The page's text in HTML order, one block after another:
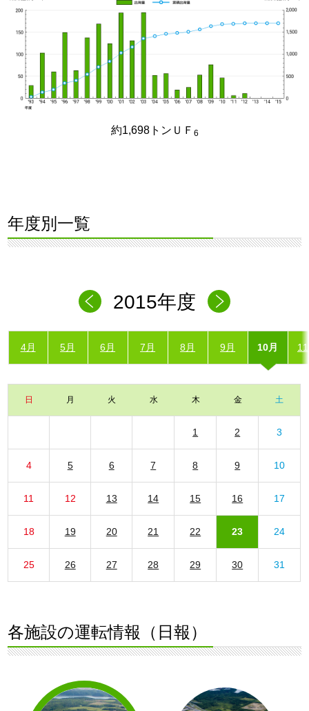
約1,698トンＵＦ 6
年度別一覧
2015年度
4月 5月 6月 7月 8月 9月 10月
日 月 火 水 木 金 土
1 2 3
4 5 6 7 8 9 10
11 12 13 14 15 16 17
18 19 20 21 22 23 24
25 26 27 28 29 30 31
各施設の運転情報（日報）